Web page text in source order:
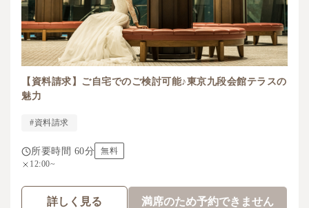
【資料請求】ご自宅でのご検討可能♪東京九段会館テラスの
魅力
#資料請求
所要時間 60分
無料
12:00~
詳しく見る 満席のため予約できません